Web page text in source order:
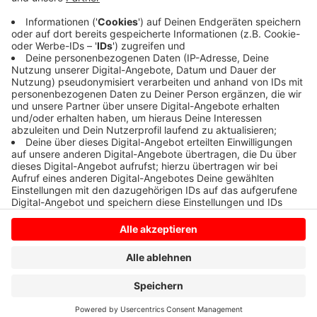
Spielvereinigung Vreden mit 3:0 gewonnen - herzlichen
Glückwunsch!
Anzeige
Anzeige